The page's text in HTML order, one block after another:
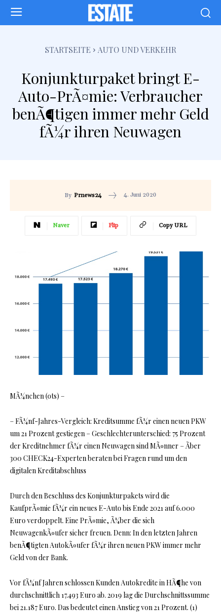
STARTSEITE AUTO UND VERKEHR
Konjunkturpaket bringt E-
Auto-PrÃ¤mie: Verbraucher
benÃ¶tigen immer mehr Geld
fÃ¼r ihren Neuwagen
By Prnews24 4. Juni 2020
Naver Flip Copy URL
MÃ¼nchen (ots) –
– FÃ¼nf-Jahres-Vergleich: Kreditsumme fÃ¼r einen neuen PKW
um 21 Prozent gestiegen – Geschlechterunterschied: 75 Prozent
der Kreditnehmer fÃ¼r einen Neuwagen sind MÃ¤nner – Ãber
300 CHECK24-Experten beraten bei Fragen rund um den
digitalen Kreditabschluss
Durch den Beschluss des Konjunkturpakets wird die
KaufprÃ¤mie fÃ¼r ein neues E-Auto bis Ende 2021 auf 6.000
Euro verdoppelt. Eine PrÃ¤mie, Ã¼ber die sich
NeuwagenkÃ¤ufer sicher freuen. Denn: In den letzten Jahren
benÃ¶tigten AutokÃ¤ufer fÃ¼r ihren neuen PKW immer mehr
Geld von der Bank.
Vor fÃ¼nf Jahren schlossen Kunden Autokredite in HÃ¶he von
durchschnittlich 17.493 Euro ab. 2019 lag die Durchschnittssumme
bei 21.187 Euro. Das bedeutet einen Anstieg von 21 Prozent. (1)